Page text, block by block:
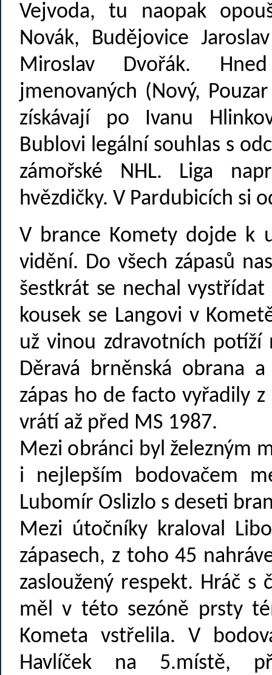
Vejvoda, tu naopak
Novák, Budějovice
Miroslav Dvořák.
jmenovaných (Nový,
získávají po Ivanu
Bublovi legální souhlas s
zámořské NHL. Liga
hvězdičky. V Pardubicích si
V brance Komety dojde k
vidění. Do všech zápasů
šestkrát se nechal
kousek se Langovi v
už vinou zdravotních
Děravá brněnská obrana
zápas ho de facto vyřadily
vrátí až před MS 1987.
Mezi obránci byl železným
i nejlepším bodovačem
Lubomír Oslizlo s deseti
Mezi útočníky kraloval
zápasech, z toho 45
zasloužený respekt. Hráč s
měl v této sezóně prsty
Kometa vstřelila. V
Havlíček na 5.místě,